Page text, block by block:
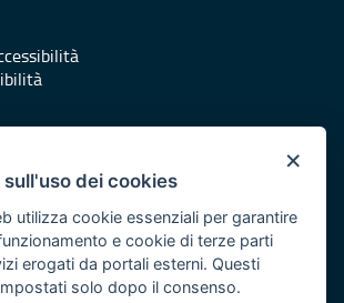
Civile Puglia
con risorse del POR Puglia 2014/2020 -
×
dei cookies
utilizza cookie essenziali per garantire
e cookie di terze parti
erogati da portali esterni. Questi
solo dopo il consenso.